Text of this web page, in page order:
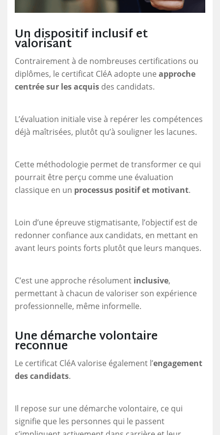
Un dispositif inclusif et
valorisant
Contrairement à de nombreuses certifications ou
diplômes, le certificat CléA adopte une approche
centrée sur les acquis des candidats.
L’évaluation initiale vise à repérer les compétences
déjà maîtrisées, plutôt qu’à souligner les lacunes.
Cette méthodologie permet de transformer ce qui
pourrait être perçu comme une évaluation
classique en un processus positif et motivant.
Loin d’une épreuve stigmatisante, l’objectif est de
redonner confiance aux candidats, en mettant en
avant leurs points forts plutôt que leurs manques.
C’est une approche résolument inclusive,
permettant à chacun de valoriser son expérience
professionnelle, même informelle.
Une démarche volontaire
reconnue
Le certificat CléA valorise également l’engagement
des candidats.
Il repose sur une démarche volontaire, ce qui
signifie que les personnes qui le passent